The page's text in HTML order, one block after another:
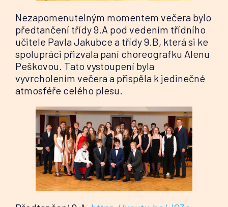
Nezapomenutelným momentem večera bylo
předtančení třídy 9.A pod vedením třídního
učitele Pavla Jakubce a třídy 9.B, která si ke
spolupráci přizvala paní choreografku Alenu
Peškovou. Tato vystoupení byla
vyvrcholením večera a přispěla k jedinečné
atmosféře celého plesu.